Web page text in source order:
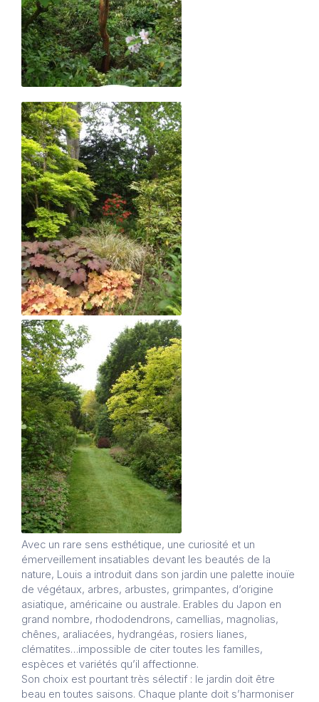
Avec un rare sens esthétique, une curiosité et un
émerveillement insatiables devant les beautés de la
nature, Louis a introduit dans son jardin une palette inouïe
de végétaux, arbres, arbustes, grimpantes, d’origine
asiatique, américaine ou australe. Erables du Japon en
grand nombre, rhododendrons, camellias, magnolias,
chênes, araliacées, hydrangéas, rosiers lianes,
clématites…impossible de citer toutes les familles,
espèces et variétés qu’il affectionne.
Son choix est pourtant très sélectif : le jardin doit être
beau en toutes saisons. Chaque plante doit s’harmoniser